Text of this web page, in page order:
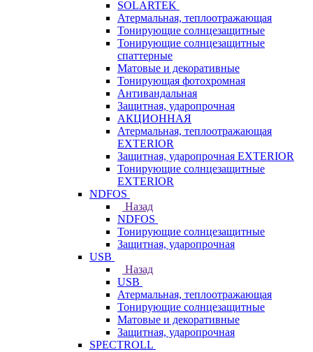
SOLARTEK
Атермальная, теплоотражающая
Тонирующие солнцезащитные
Тонирующие солнцезащитные
спаттерные
Матовые и декоративные
Тонирующая фотохромная
Антивандальная
Защитная, ударопрочная
АКЦИОННАЯ
Атермальная, теплоотражающая
EXTERIOR
Защитная, ударопрочная EXTERIOR
Тонирующие солнцезащитные
EXTERIOR
NDFOS
Назад
NDFOS
Тонирующие солнцезащитные
Защитная, ударопрочная
USB
Назад
USB
Атермальная, теплоотражающая
Тонирующие солнцезащитные
Матовые и декоративные
Защитная, ударопрочная
SPECTROLL